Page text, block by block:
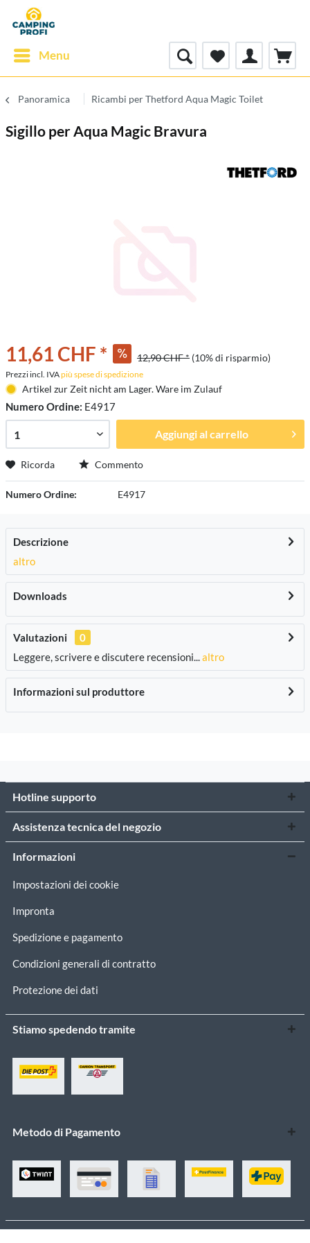
Menu
Panoramica Ricambi per Thetford Aqua Magic Toilet
Sigillo per Aqua Magic Bravura
11,61 CHF * 12,90 CHF * (10% di risparmio)
Prezzi incl. IVApiù spese di spedizione
Artikel zur Zeit nicht am Lager. Ware im Zulauf
Numero Ordine: E4917
Aggiungi al carrello
Ricorda Commento
Numero Ordine: E4917
Descrizione
altro
Downloads
Valutazioni
0
Leggere, scrivere e discutere recensioni...altro
Informazioni sul produttore
Hotline supporto
Assistenza tecnica del negozio
Informazioni
Impostazioni dei cookie
Impronta
Spedizione e pagamento
Condizioni generali di contratto
Protezione dei dati
Stiamo spedendo tramite
Metodo di Pagamento